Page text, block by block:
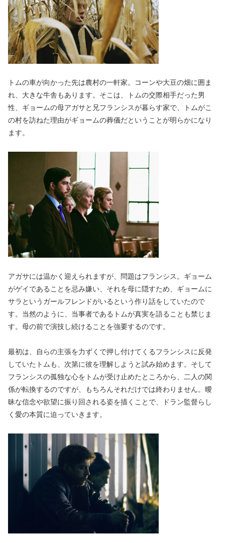
トムの車が向かった先は農村の一軒家。コーンや大豆の畑に囲ま
れ、大きな牛舎もあります。そこは、トムの交際相手だった男
性、ギョームの母アガサと兄フランシスが暮らす家で、トムがこ
の村を訪ねた理由がギョームの葬儀だということが明らかになり
ます。
アガサには温かく迎えられますが、問題はフランシス。ギョーム
がゲイであることを忌み嫌い、それを母に隠すため、ギョームに
サラというガールフレンドがいるという作り話をしていたので
す。当然のように、当事者であるトムが真実を語ることも禁じま
す。母の前で演技し続けることを強要するのです。
最初は、自らの主張を力ずくで押し付けてくるフランシスに反発
していたトムも、次第に彼を理解しようと試み始めます。そして
フランシスの孤独な心をトムが受け止めたところから、二人の関
係が転換するのですが、もちろんそれだけでは終わりません。曖
昧な信念や欲望に振り回される姿を描くことで、ドラン監督らし
く愛の本質に迫っていきます。